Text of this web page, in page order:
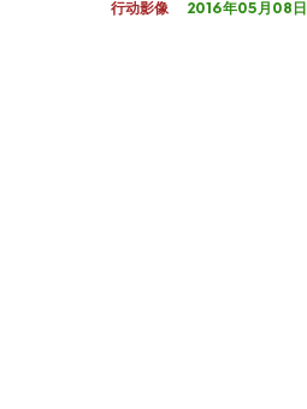
行动影像 2016年05月08日